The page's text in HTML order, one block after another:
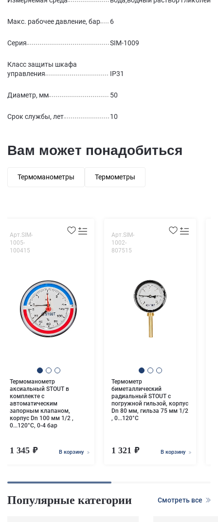
Макс. рабочее давление, бар 6
Серия SIM-1009
Класс защиты шкафа
управления
IP31
Диаметр, мм 50
Срок службы, лет 10
Вам может понадобиться
Термоманометры Термометры
Арт.SIM-
1005-
100415
Термоманометр
аксиальный STOUT в
комплекте с
автоматическим
запорным клапаном,
корпус Dn 100 мм 1/2 ,
0...120°C, 0-4 бар
1 345 В корзину
Арт.SIM-
1002-
807515
Термометр
биметаллический
радиальный STOUT с
погружной гильзой, корпус
Dn 80 мм, гильза 75 мм 1/2
, 0...120°С
1 321 В корзину
Популярные категории Смотреть все